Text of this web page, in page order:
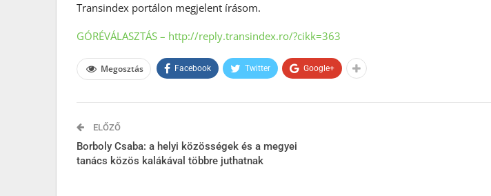
Transindex portálon megjelent írásom.
GÓRÉVÁLASZTÁS – http://reply.transindex.ro/?cikk=363
Megosztás Facebook Twitter Google+
ELŐZŐ
Borboly Csaba: a helyi közösségek és a megyei
tanács közös kalákával többre juthatnak